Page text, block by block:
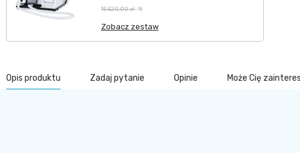
15 520,00 zł-%
Zobacz zestaw
Opis produktu Zadaj pytanie Opinie Może Cię